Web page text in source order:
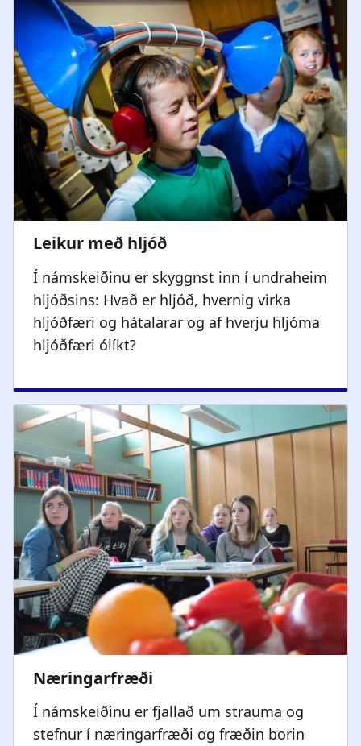
Í námskeiðinu er skyggnst inn í undraheim
hljóðsins: Hvað er hljóð, hvernig virka
hljóðfæri og hátalarar og af hverju hljóma
hljóðfæri ólíkt?
Í námskeiðinu er fjallað um strauma og
stefnur í næringarfræði og fræðin borin